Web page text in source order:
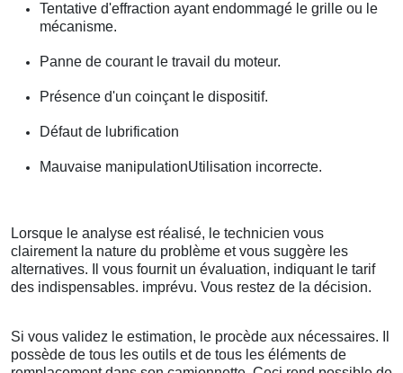
Tentative d'effraction ayant endommagé le grille ou le
mécanisme.
Panne de courant le travail du moteur.
Présence d'un coinçant le dispositif.
Défaut de lubrification
Mauvaise manipulationUtilisation incorrecte.
Lorsque le analyse est réalisé, le technicien vous
clairement la nature du problème et vous suggère les
alternatives. Il vous fournit un évaluation, indiquant le tarif
des indispensables. imprévu. Vous restez de la décision.
Si vous validez le estimation, le procède aux nécessaires. Il
possède de tous les outils et de tous les éléments de